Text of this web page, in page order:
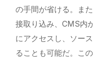
の手間が省ける。ま
接取り込み、CMS内
にアクセスし、ソー
ることも可能だ。こ